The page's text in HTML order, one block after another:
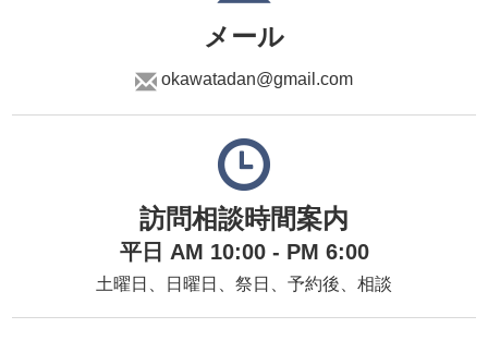
メール
okawatadan@gmail.com
訪問相談時間案内
平日 AM 10:00 - PM 6:00
土曜日、日曜日、祭日、予約後、相談